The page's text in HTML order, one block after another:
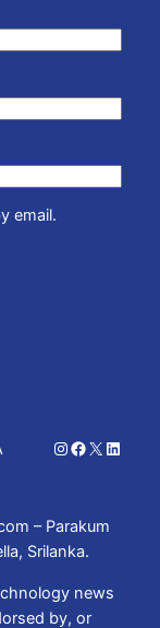
email.
Instagram
Facebook
X
– Parakum
Srilanka.
news
by, or